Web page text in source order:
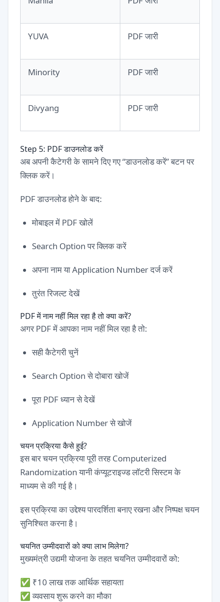
YUVA PDF जारी
Minority PDF जारी
Divyang PDF जारी
Step 5: PDF डाउनलोड करें
अब अपनी कैटेगरी के सामने दिए गए “डाउनलोड करें” बटन पर
क्लिक करें।
PDF डाउनलोड होने के बाद:
मोबाइल में PDF खोलें
Search Option पर क्लिक करें
अपना नाम या Application Number दर्ज करें
तुरंत रिजल्ट देखें
PDF में नाम नहीं मिल रहा है तो क्या करें?
अगर PDF में आपका नाम नहीं मिल रहा है तो:
सही कैटेगरी चुनें
Search Option से दोबारा खोजें
पूरा PDF ध्यान से देखें
Application Number से खोजें
चयन प्रक्रिया कैसे हुई?
इस बार चयन प्रक्रिया पूरी तरह Computerized
Randomization यानी कंप्यूटराइज्ड लॉटरी सिस्टम के
माध्यम से की गई है।
इस प्रक्रिया का उद्देश्य पारदर्शिता बनाए रखना और निष्पक्ष चयन
सुनिश्चित करना है।
चयनित उम्मीदवारों को क्या लाभ मिलेगा?
मुख्यमंत्री उद्यमी योजना के तहत चयनित उम्मीदवारों को:
✅ ₹10 लाख तक आर्थिक सहायता
✅ व्यवसाय शुरू करने का मौका